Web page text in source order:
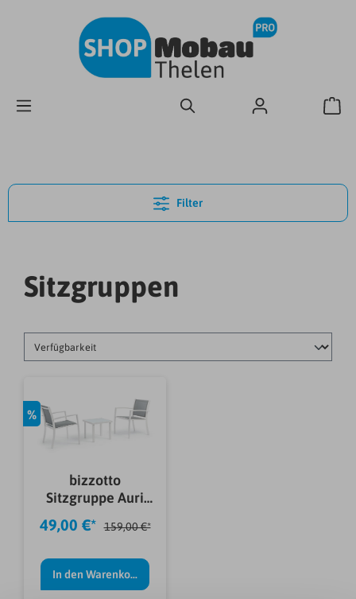
Filter
Sitzgruppen
%
bizzotto
Sitzgruppe Auri
49,00 €* 159,00 €*
In den Warenkorb